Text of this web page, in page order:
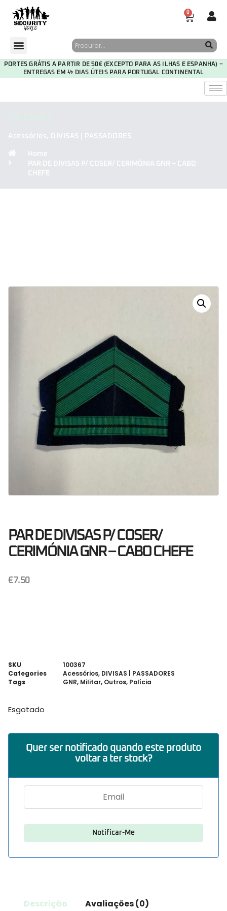
0
PORTES GRÁTIS A PARTIR DE 50€ (EXCEPTO PARA AS ILHAS E ESPANHA) –
ENTREGAS EM ½ DIAS ÚTEIS PARA PORTUGAL CONTINENTAL
Acessórios, DIVISAS | PASSADORES
Home
PAR DE DIVISAS P/ COSER/ CERIMÓNIA GNR – CABO
CHEFE
PAR DE DIVISAS P/ COSER/
CERIMÓNIA GNR – CABO CHEFE
€7.50
SKU
100367
Categories
Acessórios, DIVISAS | PASSADORES
Tags
GNR, Militar, Outros, Polícia
Esgotado
Quer ser notificado quando este produto
voltar a ter stock?
Descrição Avaliações (0)